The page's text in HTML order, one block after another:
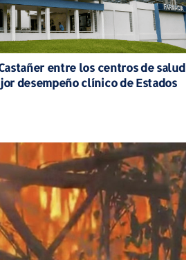
entre los centros de salud
desempeño clínico de Estados